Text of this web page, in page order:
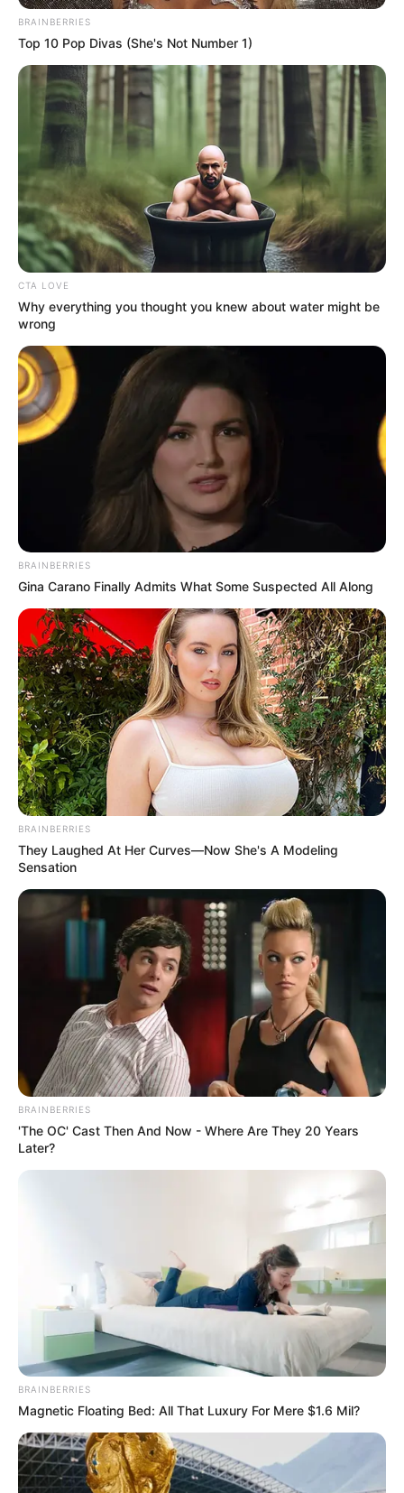
BRAINBERRIES
Top 10 Pop Divas (She's Not Number 1)
CTA LOVE
Why everything you thought you knew about water might be
wrong
BRAINBERRIES
Gina Carano Finally Admits What Some Suspected All Along
BRAINBERRIES
They Laughed At Her Curves—Now She's A Modeling
Sensation
BRAINBERRIES
'The OC' Cast Then And Now - Where Are They 20 Years
Later?
BRAINBERRIES
Magnetic Floating Bed: All That Luxury For Mere $1.6 Mil?